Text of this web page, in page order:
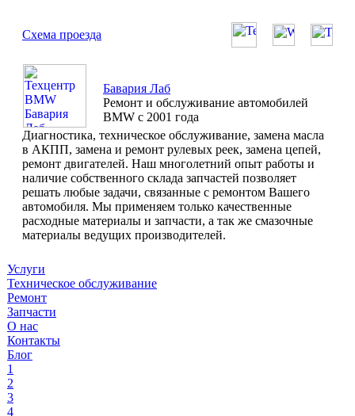
Схема проезда
Бавария Лаб
Ремонт и обслуживание автомобилей
BMW с 2001 года
Диагностика, техническое обслуживание, замена масла
в АКПП, замена и ремонт рулевых реек, замена цепей,
ремонт двигателей. Наш многолетний опыт работы и
наличие собственного склада запчастей позволяет
решать любые задачи, связанные с ремонтом Вашего
автомобиля. Мы применяем только качественные
расходные материалы и запчасти, а так же смазочные
материалы ведущих производителей.
Услуги
Техническое обслуживание
Ремонт
Запчасти
О нас
Контакты
Блог
1
2
3
4